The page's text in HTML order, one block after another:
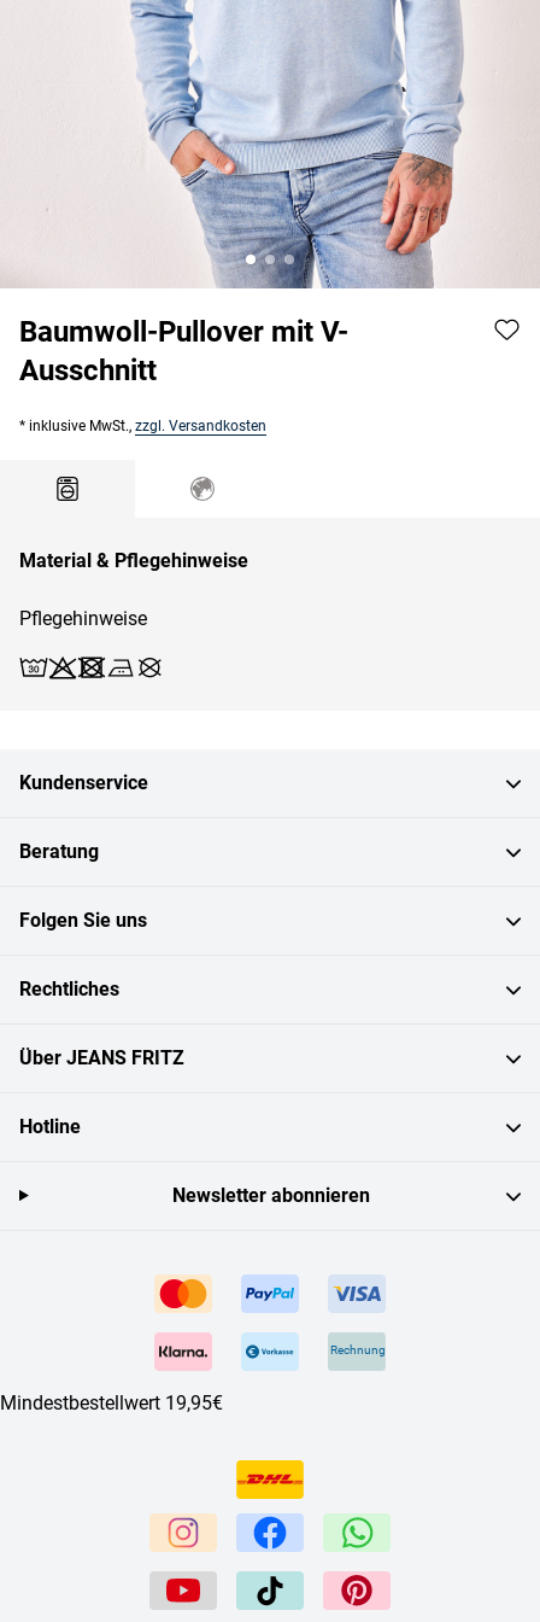
Baumwoll-Pullover mit V-
Ausschnitt
* inklusive MwSt., zzgl. Versandkosten
Material & Pflegehinweise
Pflegehinweise
Kundenservice
Beratung
Folgen Sie uns
Rechtliches
Über JEANS FRITZ
Hotline
Rechnung
Mindestbestellwert 19,95€
Newsletter abonnieren